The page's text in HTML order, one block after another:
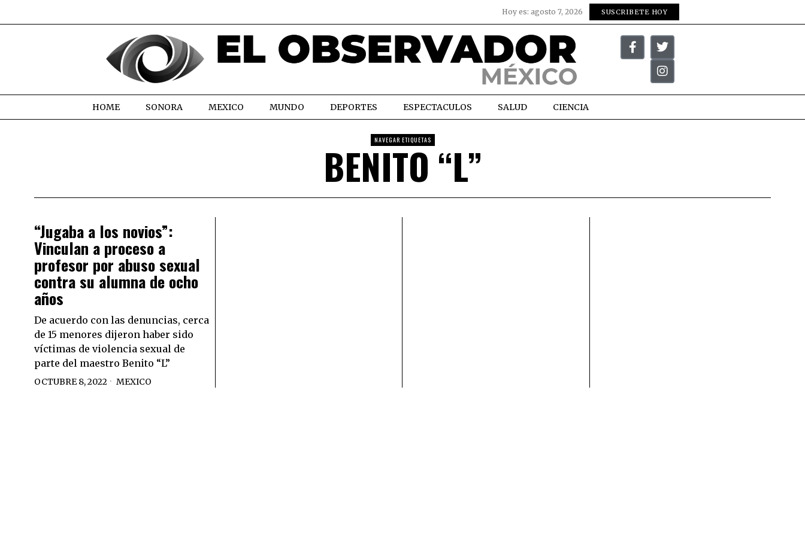
Hoy es: agosto 7, 2026 SUSCRIBETE HOY
HOME SONORA MEXICO MUNDO DEPORTES ESPECTACULOS SALUD CIENCIA
NAVEGAR ETIQUETAS
BENITO “L”
“Jugaba a los novios”:
Vinculan a proceso a
profesor por abuso sexual
contra su alumna de ocho
años
De acuerdo con las denuncias, cerca
de 15 menores dijeron haber sido
víctimas de violencia sexual de
parte del maestro Benito “L”
OCTUBRE 8, 2022 MEXICO